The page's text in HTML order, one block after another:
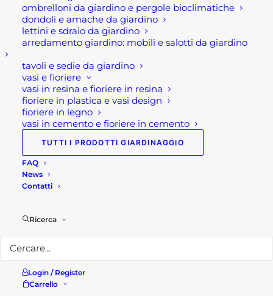
ombrelloni da giardino e pergole bioclimatiche
dondoli e amache da giardino
lettini e sdraio da giardino
arredamento giardino: mobili e salotti da giardino
tavoli e sedie da giardino
vasi e fioriere
vasi in resina e fioriere in resina
fioriere in plastica e vasi design
fioriere in legno
vasi in cemento e fioriere in cemento
TUTTI I PRODOTTI GIARDINAGGIO
FAQ
News
Contatti
Ricerca
Login / Register
Carrello
Descrizione
Scarpe antinfortunistiche
estive Estoril FTG
di una edizione speciale del gruppo ducati racing.
Questa scarpa professionale è soprattutto indicata
navale, mineraria e zooagricole. Ma anche per
ditte di logistica e imballo.
Dunque, si tratta di calzature antinfortunistiche
estive, con una calzata bassa in microfibra-MESH